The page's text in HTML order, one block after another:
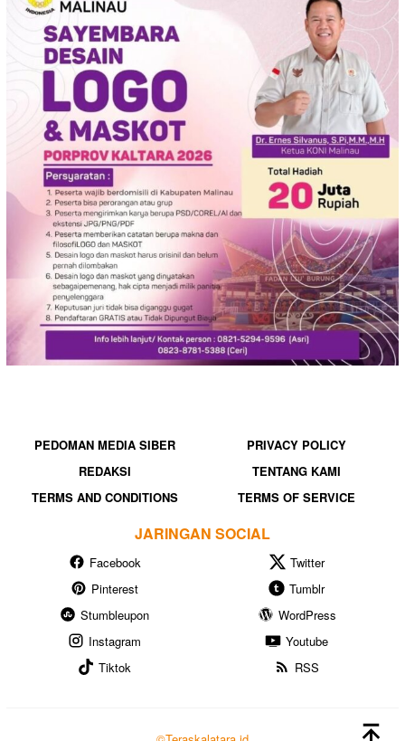
PEDOMAN MEDIA SIBER
PRIVACY POLICY
REDAKSI
TENTANG KAMI
TERMS AND CONDITIONS
TERMS OF SERVICE
JARINGAN SOCIAL
Facebook
Twitter
Pinterest
Tumblr
Stumbleupon
WordPress
Instagram
Youtube
Tiktok
RSS